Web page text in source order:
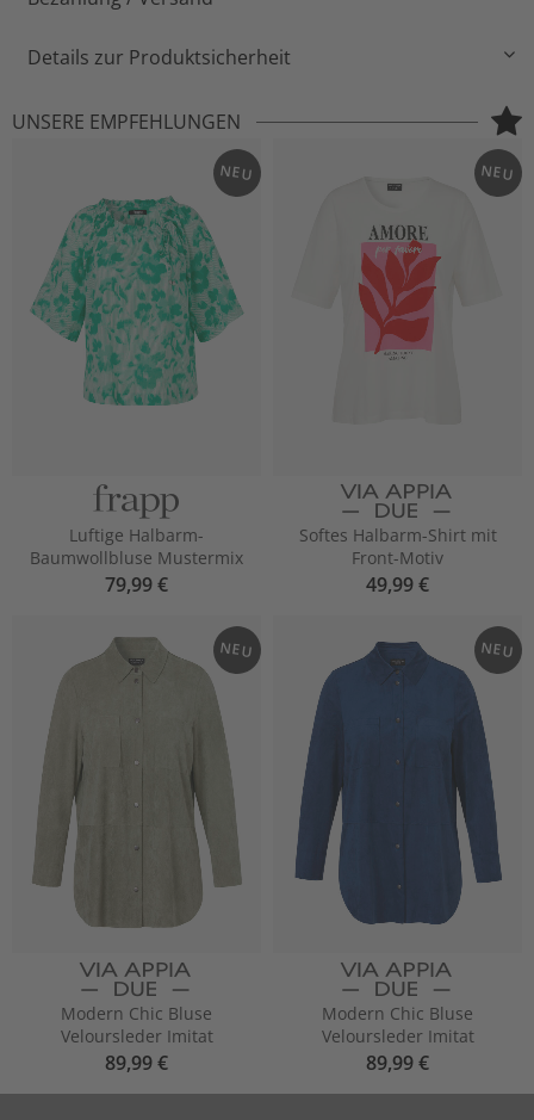
Details zur Produktsicherheit
UNSERE EMPFEHLUNGEN
NEU
Luftige Halbarm-
Baumwollbluse Mustermix
79,99 €
NEU
Softes Halbarm-Shirt mit
Front-Motiv
49,99 €
NEU
Modern Chic Bluse
Veloursleder Imitat
89,99 €
NEU
Modern Chic Bluse
Veloursleder Imitat
89,99 €